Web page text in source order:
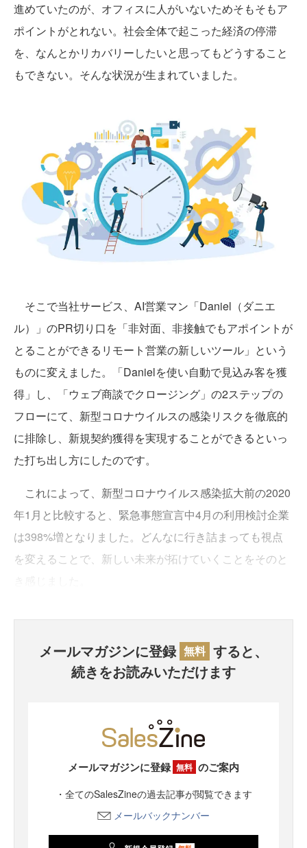
進めていたのが、オフィスに人がいないためそもそもア
ポイントがとれない。社会全体で起こった経済の停滞
を、なんとかリカバリーしたいと思ってもどうすること
もできない。そんな状況が生まれていました。
そこで当社サービス、AI営業マン「Daniel（ダニエ
ル）」のPR切り口を「非対面、非接触でもアポイントが
とることができるリモート営業の新しいツール」という
ものに変えました。「Danielを使い自動で見込み客を獲
得」し、「ウェブ商談でクロージング」の2ステップの
フローにて、新型コロナウイルスの感染リスクを徹底的
に排除し、新規契約獲得を実現することができるといっ
た打ち出し方にしたのです。
これによって、新型コロナウイルス感染拡大前の2020
年1月と比較すると、緊急事態宣言中4月の利用検討企業
は398%増となりました。どんなに行き詰まっても視点
を変えることで、新しい未来が拓けていくことをそのと
メールマガジンに登録 無料 すると、
続きをお読みいただけます
メールマガジンに登録 無料 のご案内
・全てのSalesZineの過去記事が閲覧できます
メールバックナンバー